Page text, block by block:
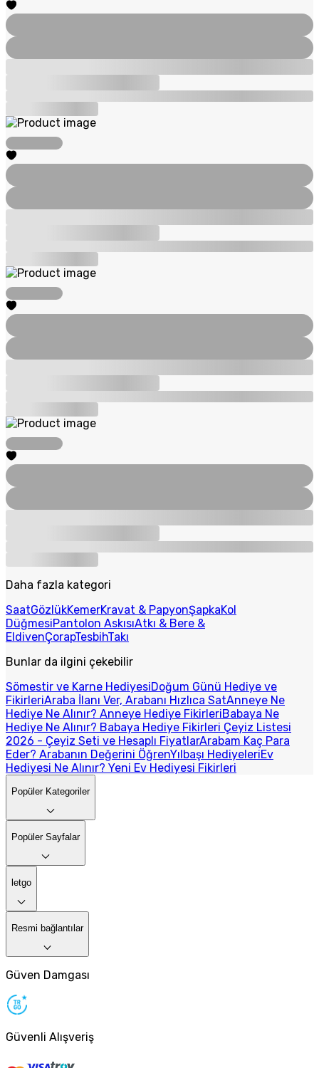
Daha fazla kategori
SaatGözlükKemerKravat & PapyonŞapkaKol
DüğmesiPantolon AskısıAtkı & Bere &
EldivenÇorapTesbihTakı
Bunlar da ilgini çekebilir
Sömestir ve Karne HediyesiDoğum Günü Hediye ve
FikirleriAraba İlanı Ver, Arabanı Hızlıca SatAnneye Ne
Hediye Ne Alınır? Anneye Hediye FikirleriBabaya Ne
Hediye Ne Alınır? Babaya Hediye Fikirleri Çeyiz Listesi
2026 - Çeyiz Seti ve Hesaplı FiyatlarArabam Kaç Para
Eder? Arabanın Değerini ÖğrenYılbaşı HediyeleriEv
Hediyesi Ne Alınır? Yeni Ev Hediyesi Fikirleri
Popüler Kategoriler
Popüler Sayfalar
letgo
Resmi bağlantılar
Güven Damgası
Güvenli Alışveriş